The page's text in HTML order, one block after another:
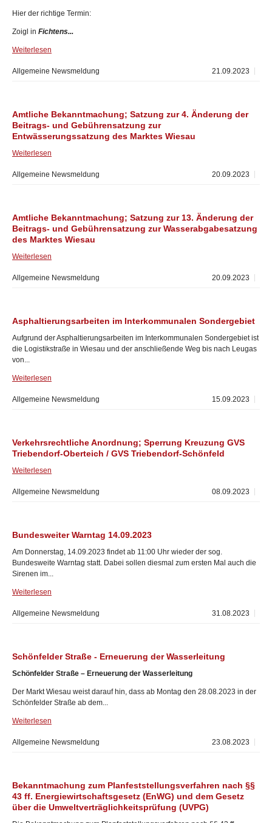
Hier der richtige Termin:
Zoigl in Fichtens...
Weiterlesen
21.09.2023
Allgemeine Newsmeldung
Amtliche Bekanntmachung; Satzung zur 4. Änderung der
Beitrags- und Gebührensatzung zur
Entwässerungssatzung des Marktes Wiesau
Weiterlesen
20.09.2023
Allgemeine Newsmeldung
Amtliche Bekanntmachung; Satzung zur 13. Änderung der
Beitrags- und Gebührensatzung zur Wasserabgabesatzung
des Marktes Wiesau
Weiterlesen
20.09.2023
Allgemeine Newsmeldung
Asphaltierungsarbeiten im Interkommunalen Sondergebiet
Aufgrund der Asphaltierungsarbeiten im Interkommunalen Sondergebiet ist
die Logistikstraße in Wiesau und der anschließende Weg bis nach Leugas
von...
Weiterlesen
15.09.2023
Allgemeine Newsmeldung
Verkehrsrechtliche Anordnung; Sperrung Kreuzung GVS
Triebendorf-Oberteich / GVS Triebendorf-Schönfeld
Weiterlesen
08.09.2023
Allgemeine Newsmeldung
Bundesweiter Warntag 14.09.2023
Am Donnerstag, 14.09.2023 findet ab 11:00 Uhr wieder der sog.
Bundesweite Warntag statt. Dabei sollen diesmal zum ersten Mal auch die
Sirenen im...
Weiterlesen
31.08.2023
Allgemeine Newsmeldung
Schönfelder Straße - Erneuerung der Wasserleitung
Schönfelder Straße – Erneuerung der Wasserleitung
Der Markt Wiesau weist darauf hin, dass ab Montag den 28.08.2023 in der
Schönfelder Straße ab dem...
Weiterlesen
23.08.2023
Allgemeine Newsmeldung
Bekanntmachung zum Planfeststellungsverfahren nach §§
43 ff. Energiewirtschaftsgesetz (EnWG) und dem Gesetz
über die Umweltverträglichkeitsprüfung (UVPG)